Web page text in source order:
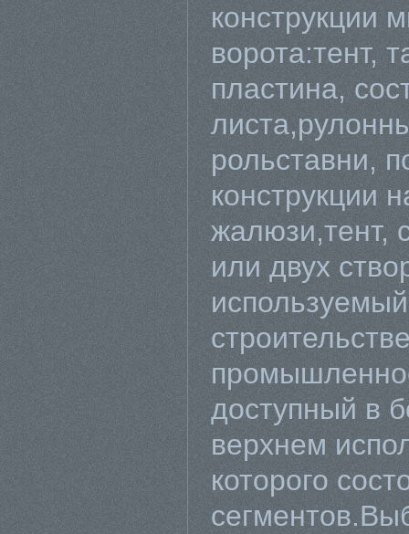
конструкции
ворота:тент,
пластина,
рольставни,
конструкции
жалюзи,тент,
или двух
доступный в
верхнем
которого